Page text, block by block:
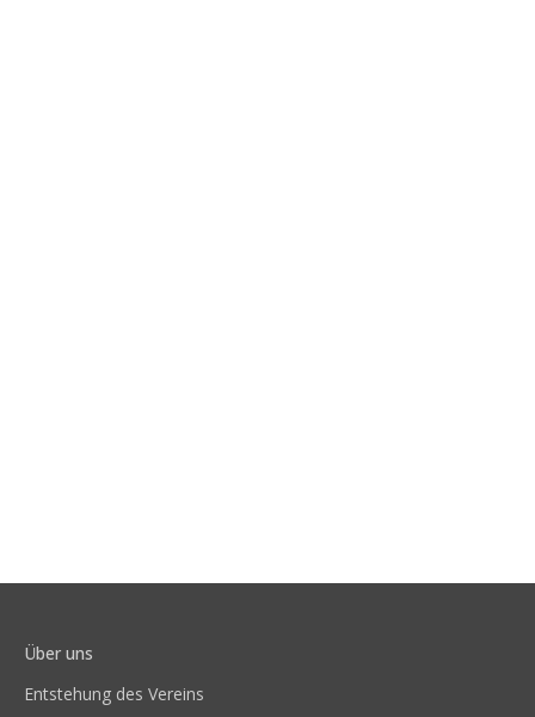
Über uns
Entstehung des Vereins